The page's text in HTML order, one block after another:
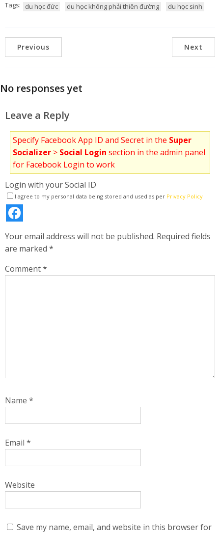
Tags: du học đức du học không phải thiên đường du học sinh
Previous Next
No responses yet
Leave a Reply
Specify Facebook App ID and Secret in the Super
Socializer > Social Login section in the admin panel
for Facebook Login to work
Login with your Social ID
I agree to my personal data being stored and used as per Privacy Policy
Your email address will not be published. Required fields
are marked *
Comment*
Name *
Email *
Website
Save my name, email, and website in this browser for